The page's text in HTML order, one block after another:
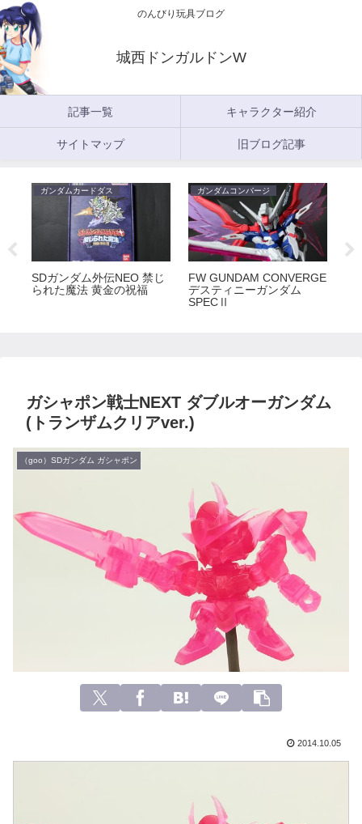
のんびり玩具ブログ
城西ドンガルドンW
記事一覧 キャラクター紹介
サイトマップ 旧ブログ記事
ガンダムカードダス
SDガンダム外伝NEO 禁じ
られた魔法 黄金の祝福
ガンダムコンバージ
FW GUNDAM CONVERGE
デスティニーガンダム
SPECⅡ
ガシャポン戦士NEXT ダブルオーガンダム
(トランザムクリアver.)
（goo）SDガンダム ガシャポン
2014.10.05